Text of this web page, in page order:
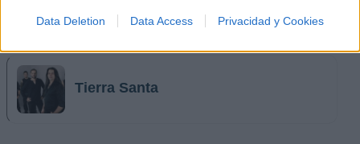
Data Deletion Data Access Privacidad y Cookies
Tierra Santa